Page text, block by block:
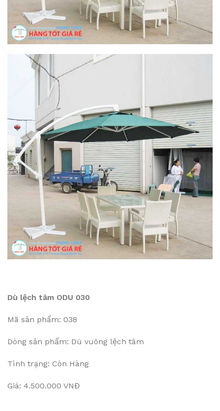
Dù lệch tâm ODU 030
Mã sản phẩm: 038
Dòng sản phẩm: Dù vuông lệch tâm
Tình trạng: Còn Hàng
Giá: 4.500.000 VNĐ